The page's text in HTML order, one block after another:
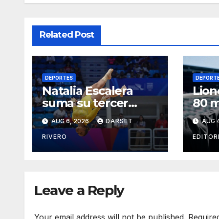
Related Post
DEPORTES
Natalia Escalera
suma su tercer
título y México llega
a 139 oros en los JCC
AUG 6, 2026 DARSET
RIVERO
80
AUG
Leave a Reply